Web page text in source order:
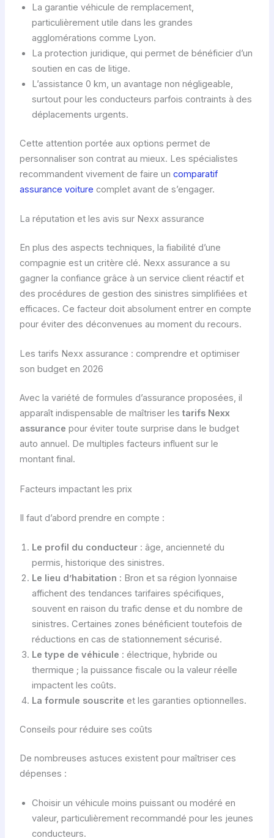
La garantie véhicule de remplacement,
particulièrement utile dans les grandes
agglomérations comme Lyon.
La protection juridique, qui permet de bénéficier d’un
soutien en cas de litige.
L’assistance 0 km, un avantage non négligeable,
surtout pour les conducteurs parfois contraints à des
déplacements urgents.
Cette attention portée aux options permet de
personnaliser son contrat au mieux. Les spécialistes
recommandent vivement de faire un comparatif
assurance voiture complet avant de s’engager.
La réputation et les avis sur Nexx assurance
En plus des aspects techniques, la fiabilité d’une
compagnie est un critère clé. Nexx assurance a su
gagner la confiance grâce à un service client réactif et
des procédures de gestion des sinistres simplifiées et
efficaces. Ce facteur doit absolument entrer en compte
pour éviter des déconvenues au moment du recours.
Les tarifs Nexx assurance : comprendre et optimiser
son budget en 2026
Avec la variété de formules d’assurance proposées, il
apparaît indispensable de maîtriser les tarifs Nexx
assurance pour éviter toute surprise dans le budget
auto annuel. De multiples facteurs influent sur le
montant final.
Facteurs impactant les prix
Il faut d’abord prendre en compte :
Le profil du conducteur: âge, ancienneté du
permis, historique des sinistres.
Le lieu d’habitation : Bron et sa région lyonnaise
affichent des tendances tarifaires spécifiques,
souvent en raison du trafic dense et du nombre de
sinistres. Certaines zones bénéficient toutefois de
réductions en cas de stationnement sécurisé.
Le type de véhicule : électrique, hybride ou
thermique ; la puissance fiscale ou la valeur réelle
impactent les coûts.
La formule souscrite et les garanties optionnelles.
Conseils pour réduire ses coûts
De nombreuses astuces existent pour maîtriser ces
dépenses :
Choisir un véhicule moins puissant ou modéré en
valeur, particulièrement recommandé pour les jeunes
conducteurs.